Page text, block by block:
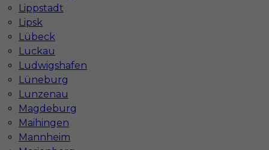
Lippstadt
Lipsk
Lübeck
Luckau
Ludwigshafen
Lüneburg
Lunzenau
Magdeburg
Maihingen
Mannheim
1
Znaleziono 11 wyników
Najczęściej zadawane pytania (FAQ)